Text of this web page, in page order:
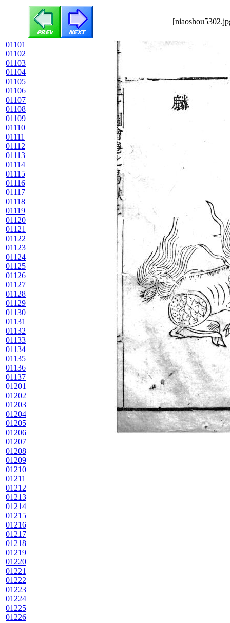
01101
01102
01103
01104
01105
01106
01107
01108
01109
01110
01111
01112
01113
01114
01115
01116
01117
01118
01119
01120
01121
01122
01123
01124
01125
01126
01127
01128
01129
01130
01131
01132
01133
01134
01135
01136
01137
01201
01202
01203
01204
01205
01206
01207
01208
01209
01210
01211
01212
01213
01214
01215
01216
01217
01218
01219
01220
01221
01222
01223
01224
01225
01226